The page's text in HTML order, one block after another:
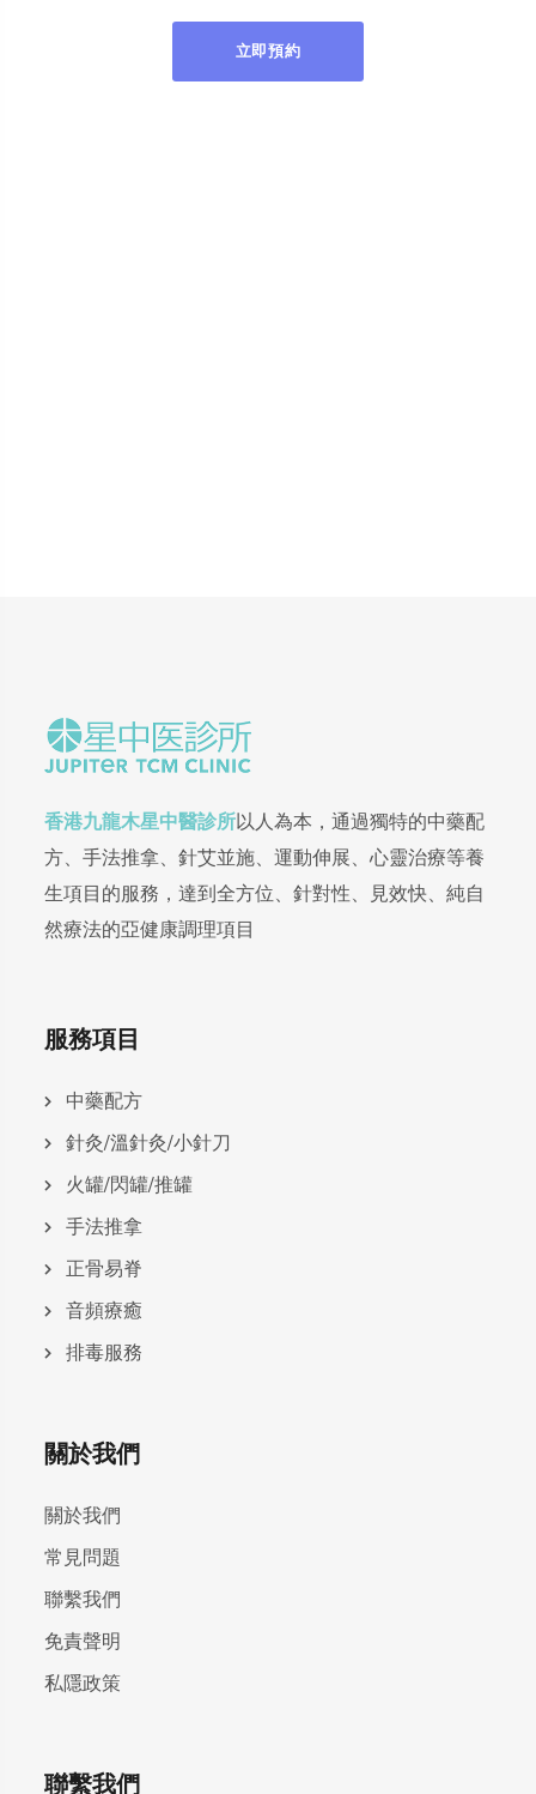
立即預約
香港九龍木星中醫診所以人為本，通過獨特的中藥配
方、手法推拿、針艾並施、運動伸展、心靈治療等養
生項目的服務，達到全方位、針對性、見效快、純自
然療法的亞健康調理項目
服務項目
中藥配方
針灸/溫針灸/小針刀
火罐/閃罐/推罐
手法推拿
正骨易脊
⾳頻療癒
排毒服務
關於我們
關於我們
常見問題
聯繫我們
免責聲明
私隱政策